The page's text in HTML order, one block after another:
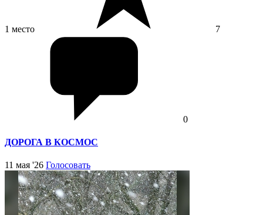
1 место 7
0
ДОРОГА В КОСМОС
11 мая '26 Голосовать